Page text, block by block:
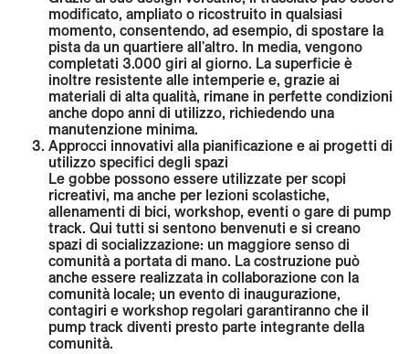
modificato, ampliato o ricostruito in qualsiasi
momento, consentendo, ad esempio, di spostare la
pista da un quartiere all'altro. In media, vengono
completati 3.000 giri al giorno. La superficie è
inoltre resistente alle intemperie e, grazie ai
materiali di alta qualità, rimane in perfette condizioni
anche dopo anni di utilizzo, richiedendo una
manutenzione minima.
Approcci innovativi alla pianificazione e ai progetti di
utilizzo specifici degli spazi
Le gobbe possono essere utilizzate per scopi
ricreativi, ma anche per lezioni scolastiche,
allenamenti di bici, workshop, eventi o gare di pump
track. Qui tutti si sentono benvenuti e si creano
spazi di socializzazione: un maggiore senso di
comunità a portata di mano. La costruzione può
anche essere realizzata in collaborazione con la
comunità locale; un evento di inaugurazione,
contagiri e workshop regolari garantiranno che il
pump track diventi presto parte integrante della
comunità.